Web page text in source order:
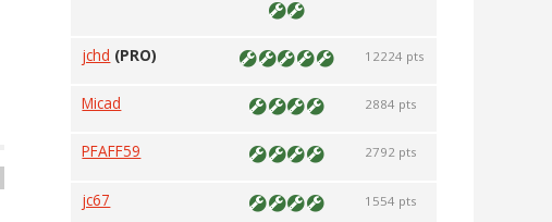
jchd (PRO) 12224 pts
Micad 2884 pts
PFAFF59 2792 pts
jc67 1554 pts